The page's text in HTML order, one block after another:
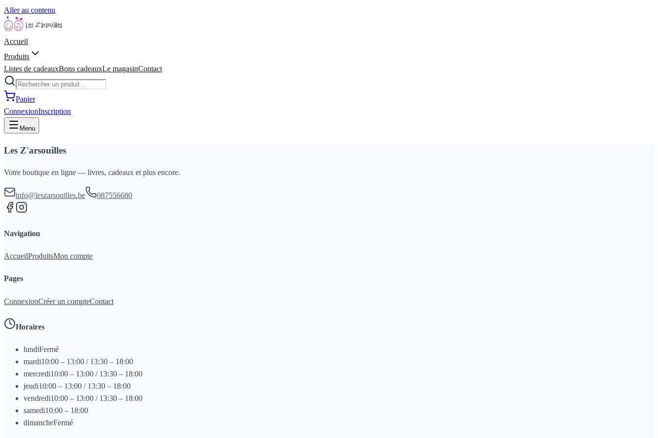
Aller au contenu
Accueil
Produits
Listes de cadeauxBons cadeauxLe magasinContact
Panier
ConnexionInscription
Menu
Les Z'arsouilles
Votre boutique en ligne — livres, cadeaux et plus encore.
info@leszarsouilles.be 087556680
Navigation
AccueilProduitsMon compte
Pages
ConnexionCréer un compteContact
Horaires
lundiFermé
mardi10:00 – 13:00 / 13:30 – 18:00
mercredi10:00 – 13:00 / 13:30 – 18:00
jeudi10:00 – 13:00 / 13:30 – 18:00
vendredi10:00 – 13:00 / 13:30 – 18:00
samedi10:00 – 18:00
dimancheFermé